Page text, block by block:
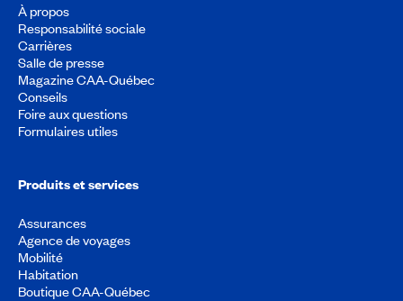
À propos
Responsabilité sociale
Carrières
Salle de presse
Magazine CAA-Québec
Conseils
Foire aux questions
Formulaires utiles
Produits et services
Assurances
Agence de voyages
Mobilité
Habitation
Boutique CAA-Québec